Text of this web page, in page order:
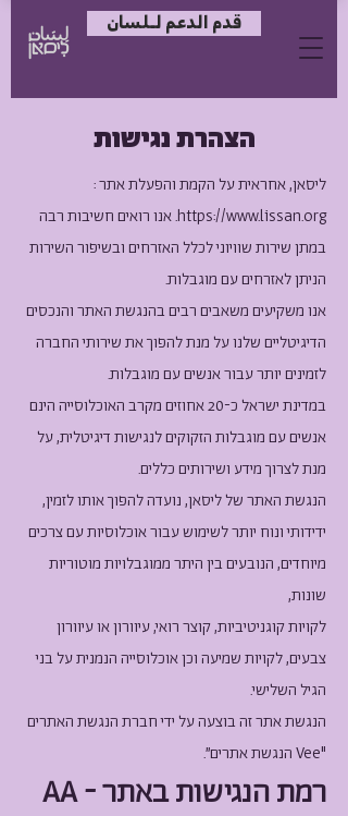
قدم الدعم لـلسان
הצהרת נגישות
ליסאן, אחראית על הקמת והפעלת אתר :
https://www.lissan.org. אנו רואים חשיבות רבה
במתן שירות שוויוני לכלל האזרחים ובשיפור השירות
הניתן לאזרחים עם מוגבלות.
אנו משקיעים משאבים רבים בהנגשת האתר והנכסים
הדיגיטליים שלנו על מנת להפוך את שירותי החברה
לזמינים יותר עבור אנשים עם מוגבלות.
במדינת ישראל כ-20 אחוזים מקרב האוכלוסייה הינם
אנשים עם מוגבלות הזקוקים לנגישות דיגיטלית, על
מנת לצרוך מידע ושירותים כללים.
הנגשת האתר של ליסאן, נועדה להפוך אותו לזמין,
ידידותי ונוח יותר לשימוש עבור אוכלוסיות עם צרכים
מיוחדים, הנובעים בין היתר ממוגבלויות מוטוריות
שונות,
לקויות קוגניטיביות, קוצר רואי, עיוורון או עיוורון
צבעים, לקויות שמיעה וכן אוכלוסייה הנמנית על בני
הגיל השלישי.
הנגשת אתר זה בוצעה על ידי חברת הנגשת האתרים
"Vee הנגשת אתרים".
רמת הנגישות באתר - AA